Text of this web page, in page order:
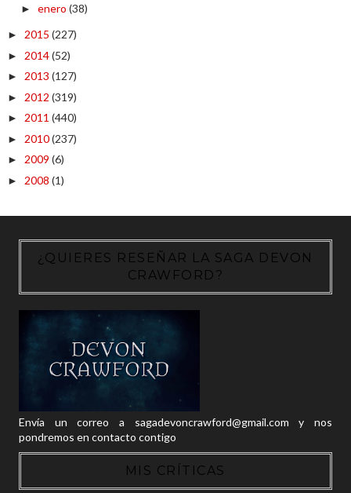
► enero (38)
► 2015 (227)
► 2014(52)
► 2013 (127)
► 2012 (319)
► 2011 (440)
► 2010(237)
► 2009 (6)
► 2008 (1)
¿QUIERES RESEÑAR LA SAGA DEVON
CRAWFORD?
Envía un correo a sagadevoncrawford@gmail.com y nos
pondremos en contacto contigo
MIS CRÍTICAS